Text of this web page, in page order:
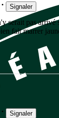
Signaler
serait pas arrivé
fait marrer
Signaler